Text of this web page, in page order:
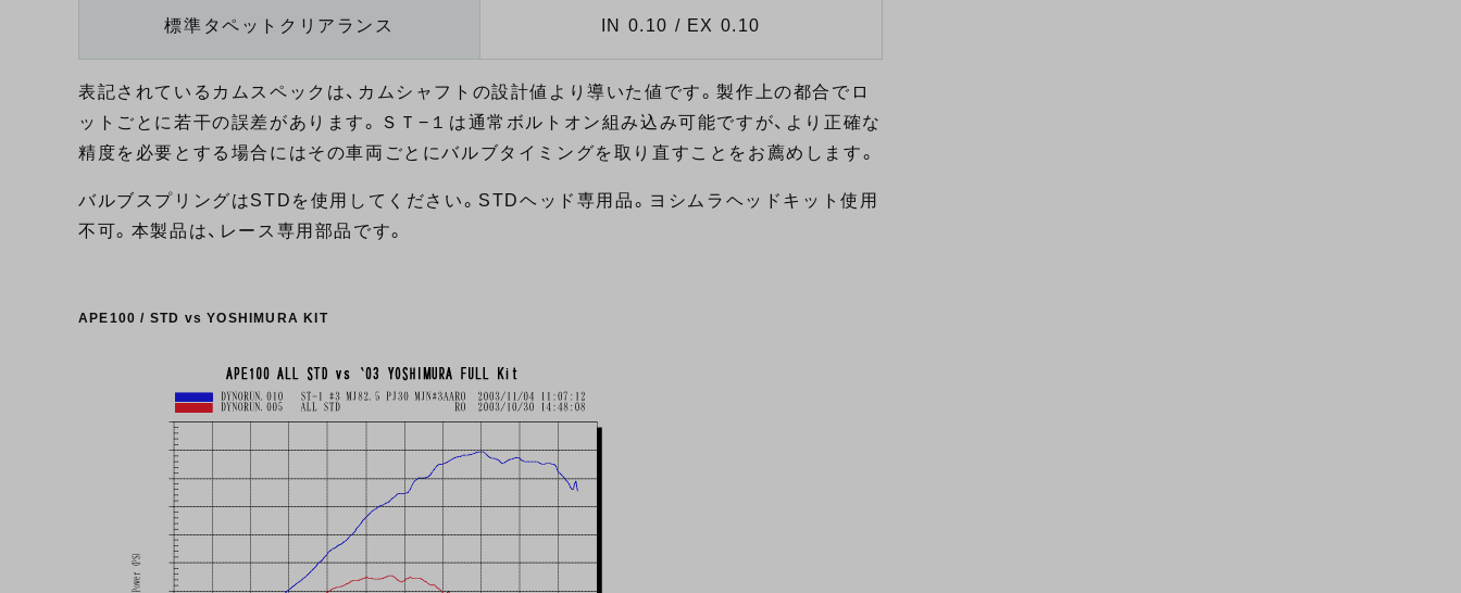
標準タペットクリアランス IN 0.10 / EX 0.10
表記されているカムスペックは、カムシャフトの設計値より導いた値です。製作上の都合でロ
ットごとに若干の誤差があります。ＳＴ−１は通常ボルトオン組み込み可能ですが、より正確な
精度を必要とする場合にはその車両ごとにバルブタイミングを取り直すことをお薦めします。
バルブスプリングはSTDを使用してください。STDヘッド専用品。ヨシムラヘッドキット使用
不可。本製品は、レース専用部品です。
APE100 / STD vs YOSHIMURA KIT